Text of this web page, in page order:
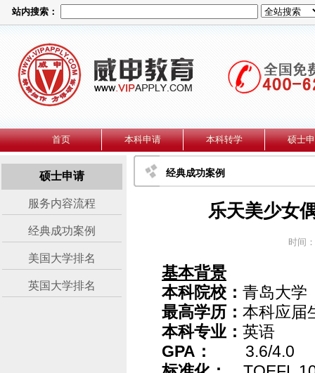
站内搜索：
首页 本科申请 本科转学 硕士
硕士申请
服务内容流程
经典成功案例
美国大学排名
英国大学排名
经典成功案例
乐天美少女
时间
基本背景
本科院校： 青岛大学
最高学历： 本科应届
本科专业： 英语
GPA ： 3.6/4.0